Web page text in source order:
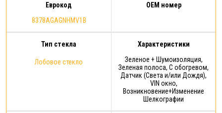
Еврокод
8378AGAGNHMV1B
OEM номер
Тип стекла
Лобовое стекло
Характеристики
Зеленое + Шумоизоляция,
Зеленая полоса, С обогревом,
Датчик (Света и/или Дождя),
VIN окно,
Возникновение+Изменение
Шелкографии